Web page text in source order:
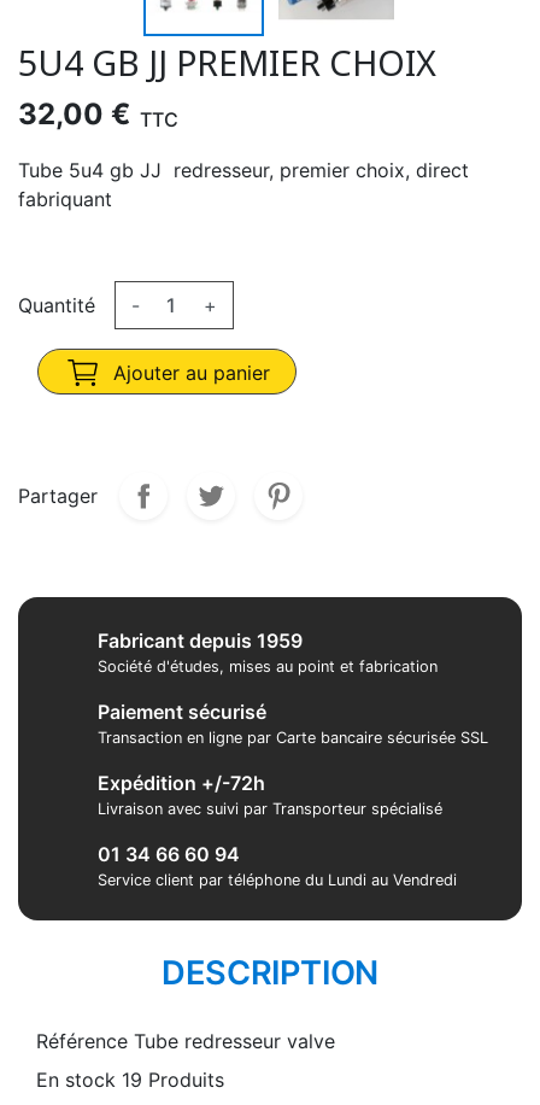
5U4 GB JJ PREMIER CHOIX
32,00 € TTC
Tube 5u4 gb JJ redresseur, premier choix, direct
fabriquant
Quantité - +
Ajouter au panier
Partager
Fabricant depuis 1959
Société d'études, mises au point et fabrication
Paiement sécurisé
Transaction en ligne par Carte bancaire sécurisée SSL
Expédition +/-72h
Livraison avec suivi par Transporteur spécialisé
01 34 66 60 94
Service client par téléphone du Lundi au Vendredi
DESCRIPTION
Référence Tube redresseur valve
En stock 19 Produits